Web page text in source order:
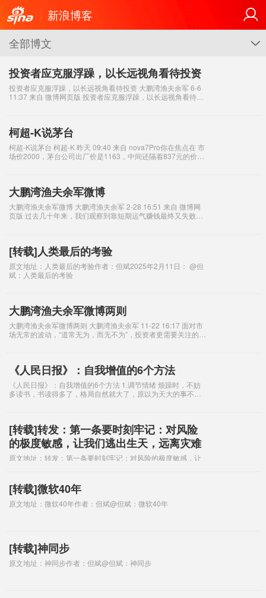
新浪博客
全部博文 G
投资者应克服浮躁，以长远视角看待投资
投资者应克服浮躁，以长远视角看待投资 大鹏湾渔夫余军 6-6
11:37 来自 微博网页版 投资者应克服浮躁，以长远视角看待投
柯超-K说茅台
柯超-K说茅台 柯超-K 昨天 09:40 来自 nova7Pro你在焦点在 市
场价2000，茅台公司出厂价是1163，中间还隔着837元的价差
大鹏湾渔夫余军微博
大鹏湾渔夫余军微博 大鹏湾渔夫余军 2-28 16:51 来自 微博网
页版 过去几十年来，我们观察到靠短期运气赚钱最终又失败的
[转载]人类最后的考验
原文地址：人类最后的考验作者：但斌2025年2月11日： @但
斌：人类最后的考验
大鹏湾渔夫余军微博两则
大鹏湾渔夫余军微博两则 大鹏湾渔夫余军 11-22 16:17 面对市
场无常的波动，“道常无为，而无不为”，投资者更需要关注的
《人民日报》：自我增值的6个方法
《人民日报》：自我增值的6个方法 1.调节情绪 烦躁时，不妨
多读书，书读得多了，格局自然就大了，原以为天大的事不过
[转载]转发：第一条要时刻牢记：对风险
的极度敏感，让我们逃出生天，远离灾难
原文地址：转发：第一条要时刻牢记：对风险的极度敏感，让
巴菲特在给伯克希尔公司挑选接班人的
[转载]微软40年
原文地址：微软40年作者：但斌@但斌：微软40年
[转载]神同步
原文地址：神同步作者：但斌@但斌：神同步